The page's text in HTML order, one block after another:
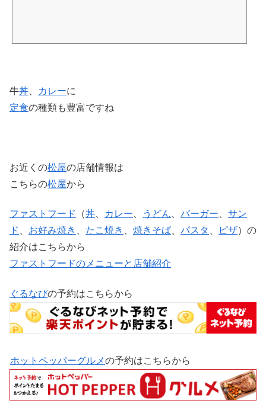
牛丼 カレーに
定食の種類も豊富ですね
お近くの松屋の店舗情報は
こちらの松屋から
ファストフード （丼、 カレー、 うどん、 バーガー、 サン
ド 、 お好み焼き 、 たこ焼き 、 焼きそば、 パスタ 、 ピザ）の
紹介はこちらから
ファストフードのメニューと店舗紹介
ぐるなびの予約はこちらから
ホットペッパーグルメの予約はこちらから